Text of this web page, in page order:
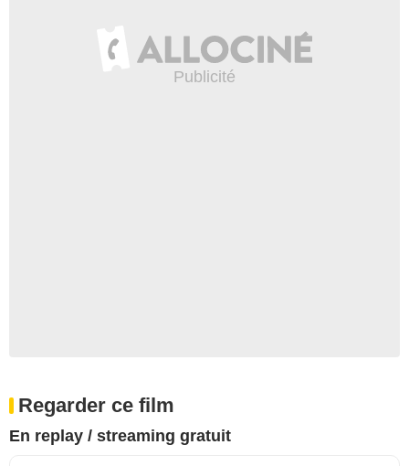
Regarder ce film
En replay / streaming gratuit